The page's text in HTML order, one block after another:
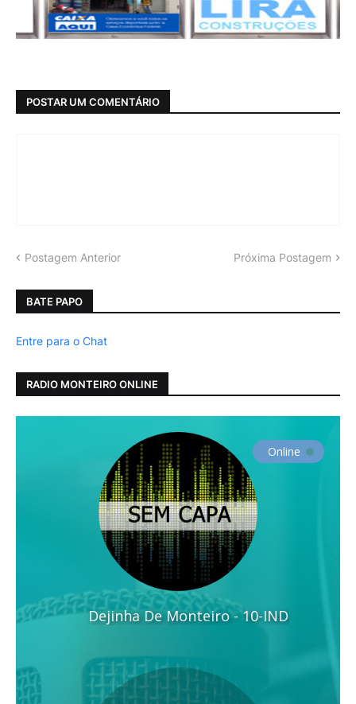
POSTAR UM COMENTÁRIO
Postagem Anterior Próxima Postagem
BATE PAPO
Entre para o Chat
RADIO MONTEIRO ONLINE